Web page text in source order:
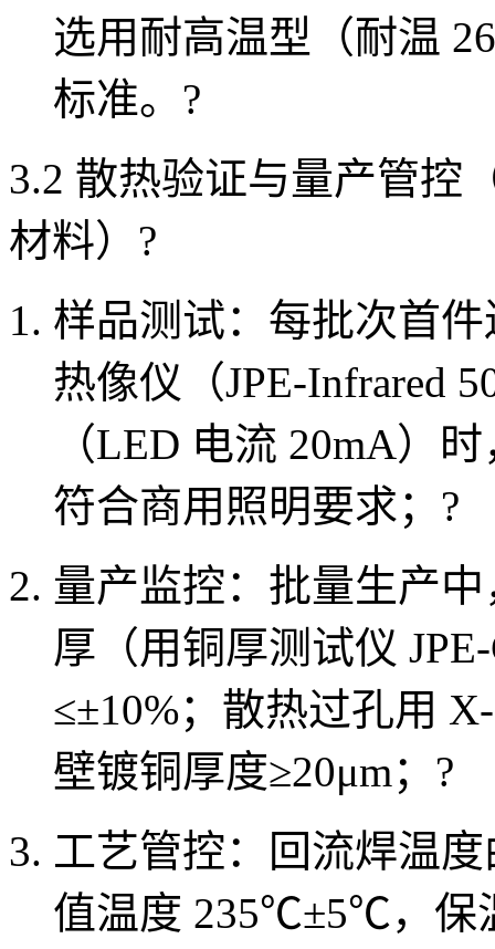
选用耐高温型（耐温
标准。 ?
3.2 散热验证与量产管控
材料） ?
样品测试：每批次首
热像仪（JPE-Infrared
（LED 电流 20mA）
符合商用照明要求； ?
量产监控：批量生产
厚（用铜厚测试仪
≤±10%；散热过孔用
壁镀铜厚度≥20μm； ?
工艺管控：回流焊温
值温度 235℃±5℃，保